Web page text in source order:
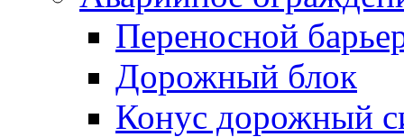
Переносной
Дорожный блок
Конус дорожный